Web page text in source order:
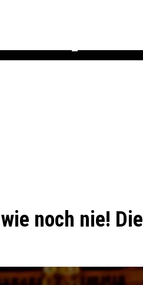
noch nie! Die